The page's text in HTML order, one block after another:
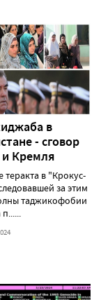
в
- сговор
Кремля
теракта в "Крокус-
за этим
таджикофобии